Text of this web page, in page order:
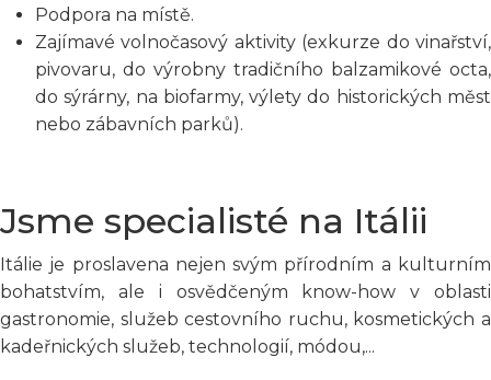
Podpora na místě.
Zajímavé volnočasový aktivity (exkurze do vinařství,
pivovaru, do výrobny tradičního balzamikové octa,
do sýrárny, na biofarmy, výlety do historických měst
nebo zábavních parků).
Jsme specialisté na Itálii
Itálie je proslavena nejen svým přírodním a kulturním
bohatstvím, ale i osvědčeným know-how v oblasti
gastronomie, služeb cestovního ruchu, kosmetických a
kadeřnických služeb, technologií, módou,...